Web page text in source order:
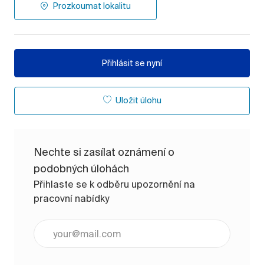
Prozkoumat lokalitu
Přihlásit se nyní
Uložit úlohu
Nechte si zasílat oznámení o
podobných úlohách
Přihlaste se k odběru upozornění na
pracovní nabídky